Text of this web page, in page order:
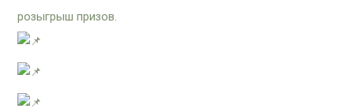
розыгрыш призов.